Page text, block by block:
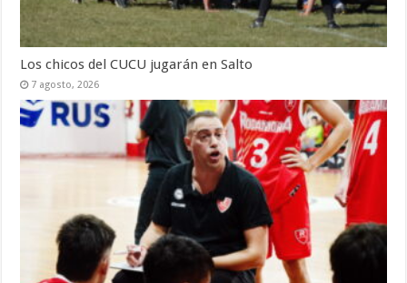
Los chicos del CUCU jugarán en Salto
7 agosto, 2026